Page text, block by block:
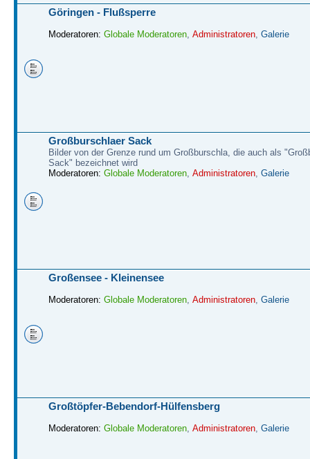
Göringen - Flußsperre
Moderatoren: Globale Moderatoren, Administratoren, Galerie
Großburschlaer Sack
Bilder von der Grenze rund um Großburschla, die auch als
Sack" bezeichnet wird
Moderatoren: Globale Moderatoren, Administratoren, Galerie
Großensee - Kleinensee
Moderatoren: Globale Moderatoren, Administratoren, Galerie
Großtöpfer-Bebendorf-Hülfensberg
Moderatoren: Globale Moderatoren, Administratoren, Galerie